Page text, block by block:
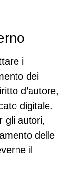
i
dei
d’autore,
digitale.
gli autori,
delle
il